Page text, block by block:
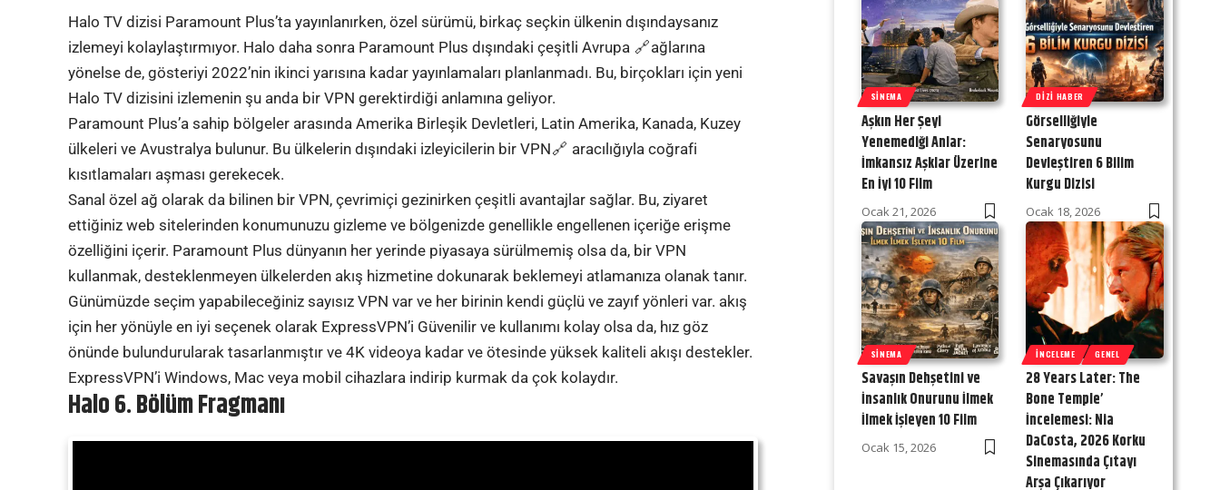
Halo TV dizisi Paramount Plus’ta yayınlanırken, özel sürümü, birkaç seçkin ülkenin dışındaysanız
izlemeyi kolaylaştırmıyor. Halo daha sonra Paramount Plus dışındaki çeşitliAvrupa
ağlarına
yönelse de, gösteriyi 2022’nin ikinci yarısına kadar yayınlamaları planlanmadı. Bu, birçokları için yeni
Halo TV dizisini izlemenin şu anda bir VPN gerektirdiği anlamına geliyor.
Paramount Plus’a sahip bölgeler arasında Amerika Birleşik Devletleri, Latin Amerika, Kanada, Kuzey
ülkeleri ve Avustralya bulunur. Bu ülkelerin dışındaki izleyicilerin birVPN
aracılığıyla coğrafi
kısıtlamaları aşması gerekecek.
Sanal özel ağ olarak da bilinen bir VPN, çevrimiçi gezinirken çeşitli avantajlar sağlar. Bu, ziyaret
ettiğiniz web sitelerinden konumunuzu gizleme ve bölgenizde genellikle engellenen içeriğe erişme
özelliğini içerir. Paramount Plus dünyanın her yerinde piyasaya sürülmemiş olsa da, bir VPN
kullanmak, desteklenmeyen ülkelerden akış hizmetine dokunarak beklemeyi atlamanıza olanak tanır.
Günümüzde seçim yapabileceğiniz sayısız VPN var ve her birinin kendi güçlü ve zayıf yönleri var. akış
için her yönüyle en iyi seçenek olarak ExpressVPN’i Güvenilir ve kullanımı kolay olsa da, hız göz
önünde bulundurularak tasarlanmıştır ve 4K videoya kadar ve ötesinde yüksek kaliteli akışı destekler.
ExpressVPN’i Windows, Mac veya mobil cihazlara indirip kurmak da çok kolaydır.
Halo 6. Bölüm Fragmanı
SINEMA
Aşkın Her Şeyi
Yenemediği Anlar:
İmkansız Aşklar Üzerine
En İyi 10 Film
Ocak 21, 2026
DIZI HABER
Görselliğiyle
Senaryosunu
Devleştiren 6 Bilim
Kurgu Dizisi
Ocak 18, 2026
SINEMA
Savaşın Dehşetini ve
İnsanlık Onurunu İlmek
İlmek İşleyen 10 Film
Ocak 15, 2026
İNCELEME GENEL
28 Years Later: The
Bone Temple’
İncelemesi: Nia
DaCosta, 2026 Korku
Sinemasında Çıtayı
Arşa Çıkarıyor